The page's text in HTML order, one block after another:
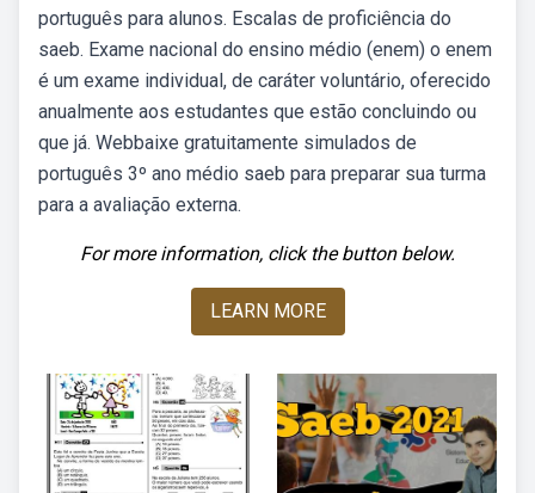
português para alunos. Escalas de proficiência do
saeb. Exame nacional do ensino médio (enem) o enem
é um exame individual, de caráter voluntário, oferecido
anualmente aos estudantes que estão concluindo ou
que já. Webbaixe gratuitamente simulados de
português 3º ano médio saeb para preparar sua turma
para a avaliação externa.
For more information, click the button below.
LEARN MORE